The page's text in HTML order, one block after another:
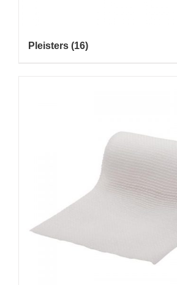
Pleisters (16)